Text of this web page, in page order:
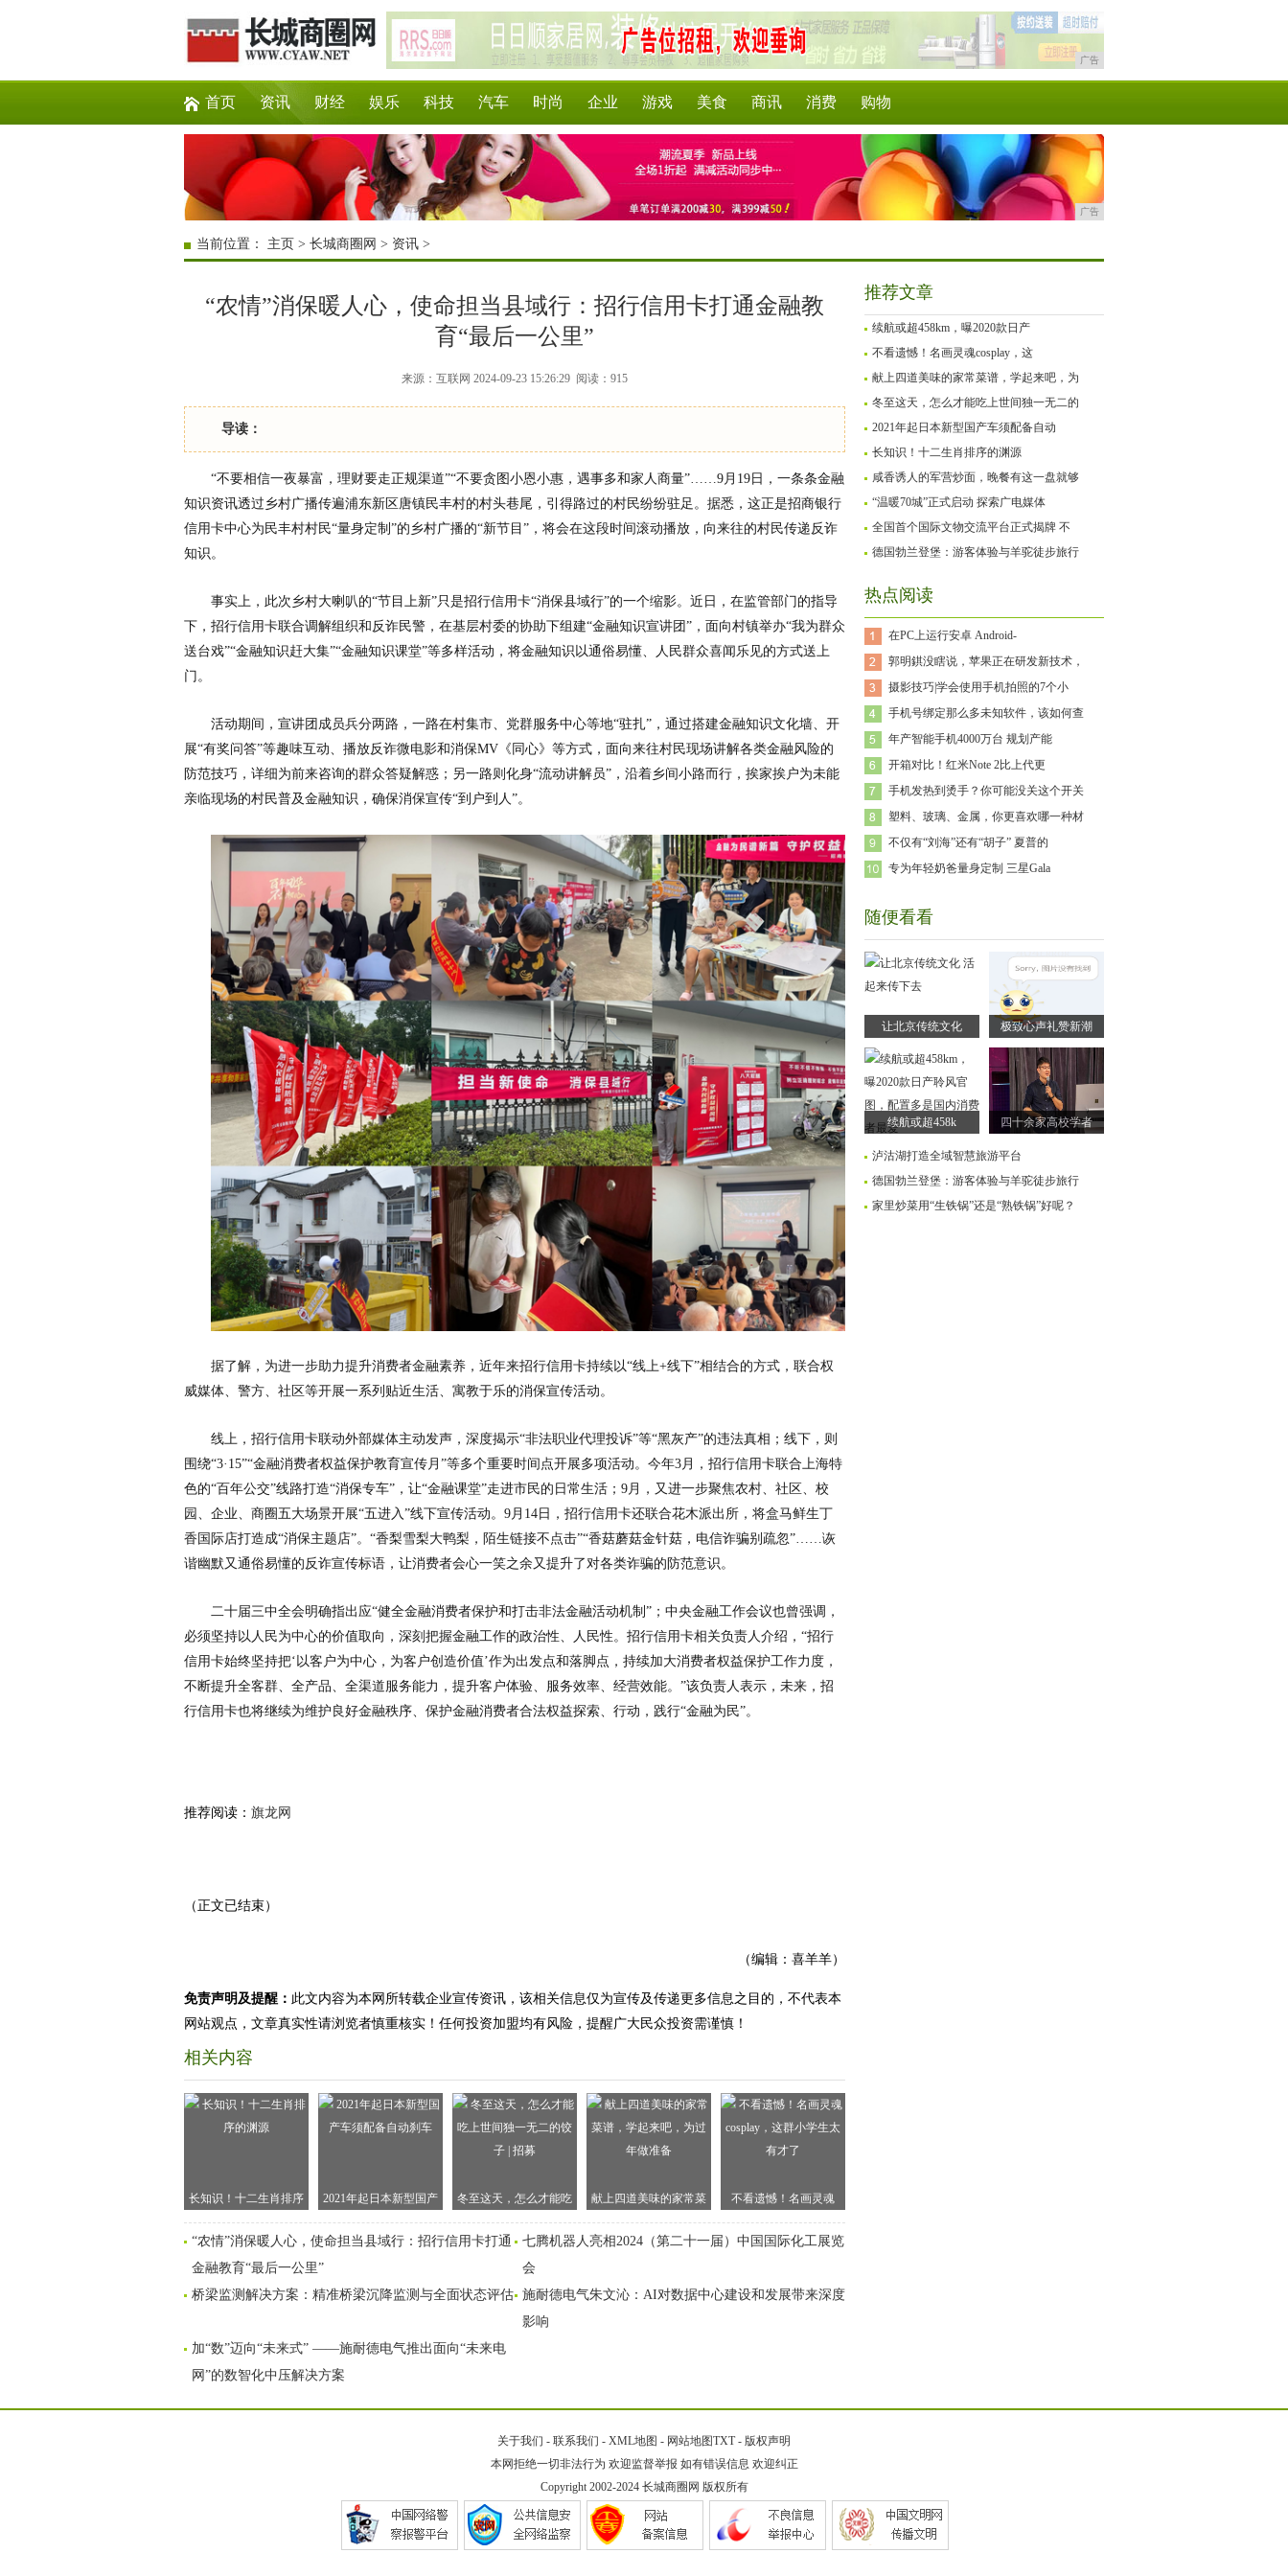
广告
首页 资讯 财经 娱乐 科技 汽车 时尚 企业 游戏 美食 商讯 消费 购物
广告
当前位置： 主页 > 长城商圈网 > 资讯 >
“农情”消保暖人心，使命担当县域行：招行信用卡打通金融教
育“最后一公里”
来源：互联网 2024-09-23 15:26:29 阅读：915
导读：
“不要相信一夜暴富， 理财要走正规渠道”“不要贪图小恩小惠，遇事多和家人商量”……9月19日，一条条金融
知识资讯透过乡村广播传遍浦东新区唐镇民丰村的村头巷尾，引得路过的村民纷纷驻足。据悉，这正是招商银行
信用卡中心为民丰村村民“量身定制”的乡村广播的“新节目”，将会在这段时间滚动播放，向来往的村民传递反诈
知识。
事实上，此次乡村大喇叭的“节目上新”只是招行信用卡“消保县域行”的一个缩影。 近日，在监管部门的指导
下，招行信用卡联合调解组织和反诈民警，在基层村委的协助下组建“金融知识宣讲团”，面向村镇举办“我为群众
送台戏”“金融知识赶大集”“金融知识课堂”等多样活动，将金融知识以通俗易懂、
人民群众喜闻乐见的方式送上
门。
活动期间，宣讲团成员兵分两路， 一路在村集市、党群服务中心等地“驻扎”，通过搭建金融知识文化墙、开
展“有奖问答”等趣味互动、播放反诈微电影和消保MV《同心》等方式，面向来往村民现场讲解各类金融风险的
防范技巧，详细为前来咨询的群众答疑解惑；另一路则化身“流动讲解员”，沿着乡间小路而行，挨家挨户为未能
亲临现场的村民普及金融知识，确保消保宣传“到户到人”。
据了解，为进一步助力提升消费者金融素养， 近年来招行信用卡持续以“线上+线下”相结合的方式，联合权
威媒体、警方、社区等开展一系列贴近生活、寓教于乐的消保宣传活动。
线上 ， 招行信用卡联动外部媒体主动发声，深度揭示“非法职业代理投诉”等“黑灰产”的违法真相；线下，则
围绕“3·15”“金融消费者权益保护教育宣传月”等多个重要时间点开展多项活动。今年3月，招行信用卡联合上海特
色的“百年公交”线路打造“消保专车”，让“金融课堂”走进市民的日常生活；9月，又进一步聚焦农村、社区、校
园、企业、商圈五大场景开展“五进入”线下宣传活动。9月14日，招行信用卡还联合花木派出所，将盒马鲜生丁
香国际店打造成“消保主题店”。“香梨雪梨大鸭梨，陌生链接不点击”“香菇蘑菇金针菇，电信诈骗别疏忽”……诙
谐幽默又通俗易懂的反诈宣传标语，让消费者会心一笑之余又提升了对各类诈骗的防范意识。
二十届三中全会明确指出应“健全金融消费者保护和打击非法金融活动机制”； 中央金融工作会议也曾强调，
必须坚持以 人民为中心的价值取向，深刻把握金融工作的政治性、 人民性。招行信用卡相关负责人介绍，“招行
信用卡始终坚持把‘以客户为中心，为客户创造价值’作为出发点和落脚点，持续加大消费者权益保护工作力度，
不断提升全客群、全产品、全渠道服务能力，提升客户体验、服务效率、经营效能。”该负责人表示，未来，招
行信用卡也将继续为维护良好金融秩序、保护金融消费者合法权益探索、行动，践行“金融为民”。
推荐阅读： 旗龙网
（正文已结束）
（编辑：喜羊羊）
免责声明及提醒： 此文内容为本网所转载企业宣传资讯，该相关信息仅为宣传及传递更多信息之目的，不代表本
网站观点，文章真实性请浏览者慎重核实！任何投资加盟均有风险，提醒广大民众投资需谨慎！
相关内容
长知识！十二生肖排序
的渊源
2021年起日本新型国产
车须配备自动刹车
冬至这天，怎么才能吃
上世间独一无二的饺子 |
招募
献上四道美味的家常菜
谱，学起来吧，为过年
做准备
不看遗憾！名画灵魂
cosplay，这群小学生太
有才了
“农情”消保暖人心，使命担当县域行：招行信用卡打通
金融教育“最后一公里”
七腾机器人亮相2024（第二十一届）中国国际化工展览
会
桥梁监测解决方案：精准桥梁沉降监测与全面状态评估 施耐德电气朱文沁：AI对数据中心建设和发展带来深度
影响
加“数”迈向“未来式” ——施耐德电气推出面向“未来电
网”的数智化中压解决方案
推荐文章
续航或超458km，曝2020款日产
不看遗憾！名画灵魂cosplay，这
献上四道美味的家常菜谱，学起来吧，为
冬至这天，怎么才能吃上世间独一无二的
2021年起日本新型国产车须配备自动
长知识！十二生肖排序的渊源
咸香诱人的军营炒面，晚餐有这一盘就够
“温暖70城”正式启动 探索广电媒体
全国首个国际文物交流平台正式揭牌 不
德国勃兰登堡：游客体验与羊驼徒步旅行
热点阅读
在PC上运行安卓 Android-
郭明錤没瞎说，苹果正在研发新技术，
摄影技巧|学会使用手机拍照的7个小
手机号绑定那么多未知软件，该如何查
年产智能手机4000万台 规划产能
开箱对比！红米Note 2比上代更
手机发热到烫手？你可能没关这个开关
塑料、玻璃、金属，你更喜欢哪一种材
不仅有“刘海”还有“胡子” 夏普的
专为年轻奶爸量身定制 三星Gala
随便看看
让北京传统文化 极致心声礼赞新潮
续航或超458k 四十余家高校学者
泸沽湖打造全域智慧旅游平台
德国勃兰登堡：游客体验与羊驼徒步旅行
家里炒菜用“生铁锅”还是“熟铁锅”好呢？
关于我们 - 联系我们 - XML地图 - 网站地图TXT- 版权声明
本网拒绝一切非法行为 欢迎监督举报 如有错误信息 欢迎纠正
Copyright 2002-2024 长城商圈网 版权所有